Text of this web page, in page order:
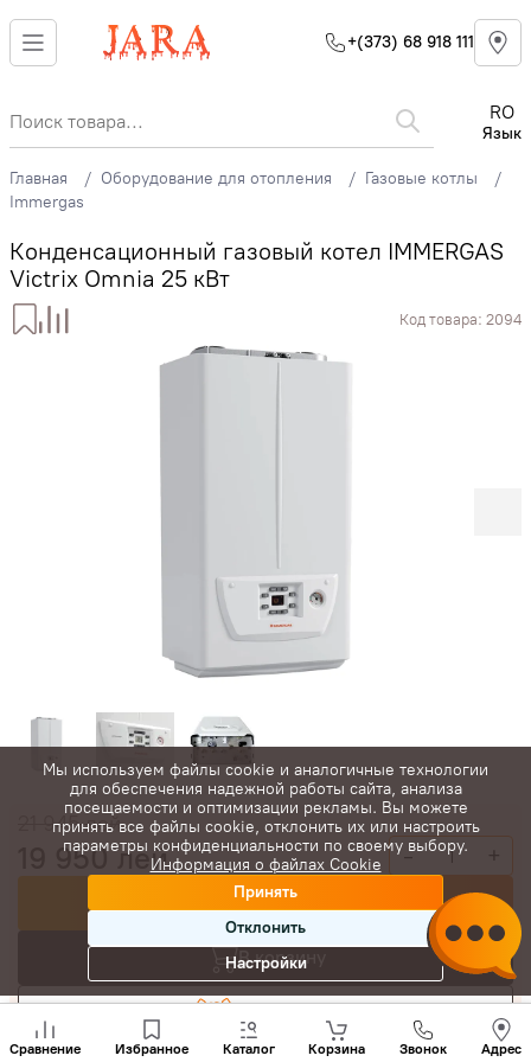
+(373) 68 918 111
RO
Язык
Главная Оборудование для отопления
Газовые котлы
Immergas
Конденсационный газовый котел IMMERGAS
Victrix Omnia 25 кВт
Код товара: 2094
21 945лей
19 950лей - +
Купить сейчас
В корзину
Сравнение Избранное Каталог Корзина Звонок Адрес
нам
+(373)
Мы используем файлы cookie и аналогичные технологии
для обеспечения надежной работы сайта, анализа
посещаемости и оптимизации рекламы. Вы можете
принять все файлы cookie, отклонить их или настроить
параметры конфиденциальности по своему выбору.
Информация о файлах Cookie
Принять
Отклонить
Настройки